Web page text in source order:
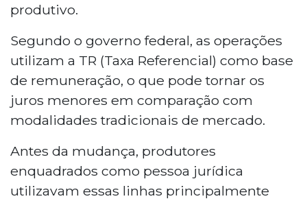
produtivo.
Segundo o governo federal, as operações
utilizam a TR (Taxa Referencial) como base
de remuneração, o que pode tornar os
juros menores em comparação com
modalidades tradicionais de mercado.
Antes da mudança, produtores
enquadrados como pessoa jurídica
utilizavam essas linhas principalmente